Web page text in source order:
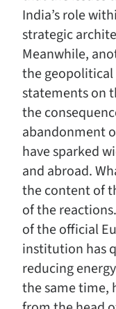
India’s role
strategic
Meanwhile,
the geopolitical
statements on
the
abandonment
have sparked
and abroad.
the content of
of the
of the official
institution has
reducing
the same time,